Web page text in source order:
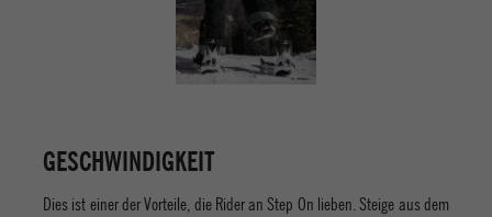
GESCHWINDIGKEIT
Dies ist einer der Vorteile, die Rider an Step On lieben. Steige aus dem